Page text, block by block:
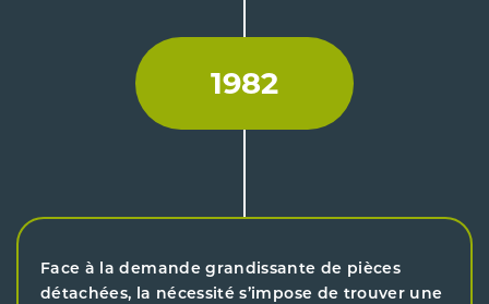
1982
Face à la demande grandissante de pièces
détachées, la nécessité s’impose de trouver une